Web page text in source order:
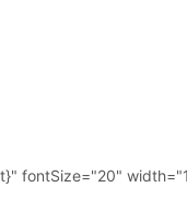
fontSize="20"